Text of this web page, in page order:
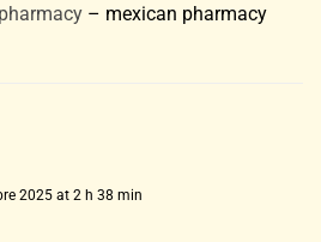
– mexican pharmacy
2025 at 2 h 38 min